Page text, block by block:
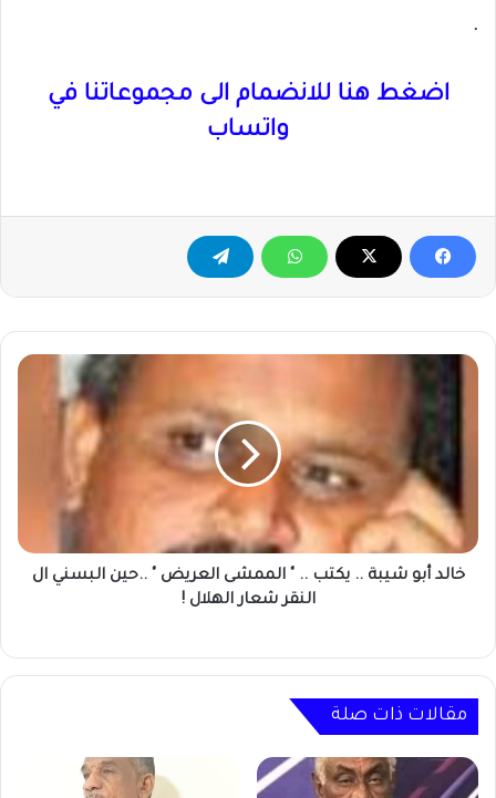
.
اضغط هنا للانضمام الى مجموعاتنا في
واتساب
خالد
الممشى
العريض
الهلال
!
خالد أبو شيبة .. يكتب .. " الممشى العريض " ..حين البسني ال
النقر شعار الهلال !
مقالات ذات صلة